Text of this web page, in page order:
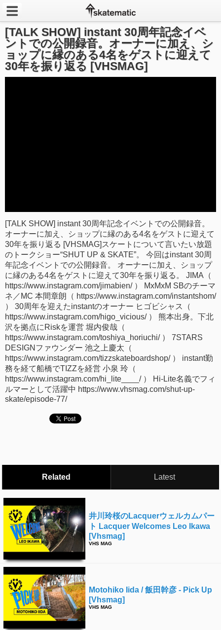
Latest
Featured
time
FOLLOW
US
Twitter
Facebook
Instagram
Tumblr
[TALK SHOW] instant 30周年記念イベ
ントでの公開録音。オーナーに加え、シ
ョップに縁のある4名をゲストに迎えて
30年を振り返る [VHSMAG]
[TALK SHOW] instant 30周年記念イベントでの公開録音。
オーナーに加え、ショップに縁のある4名をゲストに迎えて
30年を振り返る [VHSMAG]スケートについて言いたい放題
のトークショー“SHUT UP & SKATE”。 今回はinstant 30周
年記念イベントでの公開録音。 オーナーに加え、ショップ
に縁のある4名をゲストに迎えて30年を振り返る。 JIMA（
https://www.instagram.com/jimabien/ ） MxMxM SBのチーマ
ネ／MC 本間章朗（ https://www.instagram.com/instantshom/
） 30周年を迎えたinstantのオーナー ヒゴビシャス（
https://www.instagram.com/higo_vicious/ ） 熊本出身。下北
沢を拠点にRiskを運営 堀内俊哉（
https://www.instagram.com/toshiya_horiuchi/ ） 7STARS
DESIGNファウンダー 池之上慶太（
https://www.instagram.com/tizzskateboardshop/ ） instant勤
務を経て船橋でTIZZを経営 小泉 玲（
https://www.instagram.com/hi_lite____/ ） Hi-Lite名義でフィ
ルマーとして活躍中 https://www.vhsmag.com/shut-up-
skate/episode-77/
Related Latest
井川玲桜のlacquerウェルカムパー
ト Lacquer Welcomes Leo Ikawa
[vhsmag]
VHS MAG
Motohiko Iida / 飯田幹彦 - Pick Up
[vhsmag]
VHS MAG